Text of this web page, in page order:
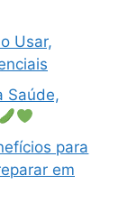
Usar,
Saúde,
para
em